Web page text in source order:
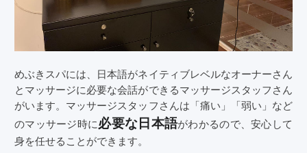
めぶきスパには、日本語がネイティブレベルなオーナーさん
とマッサージに必要な会話ができるマッサージスタッフさん
がいます。マッサージスタッフさんは「痛い」「弱い」など
のマッサージ時に必要な日本語がわかるので、安心して
身を任せることができます。